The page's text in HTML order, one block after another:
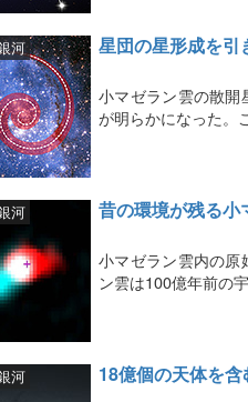
星団の星形成を引
河
小マゼラン雲の散
が明らかになった。
昔の環境が残る小
河
小マゼラン雲内の原
ン雲は100億年前の
18億個の天体を
河